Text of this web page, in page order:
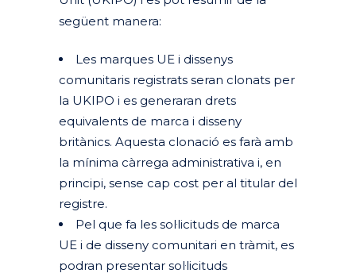
següent manera:
Les marques UE i dissenys
comunitaris registrats seran clonats per
la UKIPO i es generaran drets
equivalents de marca i disseny
britànics. Aquesta clonació es farà amb
la mínima càrrega administrativa i, en
principi, sense cap cost per al titular del
registre.
Pel que fa les sol·licituds de marca
UE i de disseny comunitari en tràmit, es
podran presentar sol·licituds